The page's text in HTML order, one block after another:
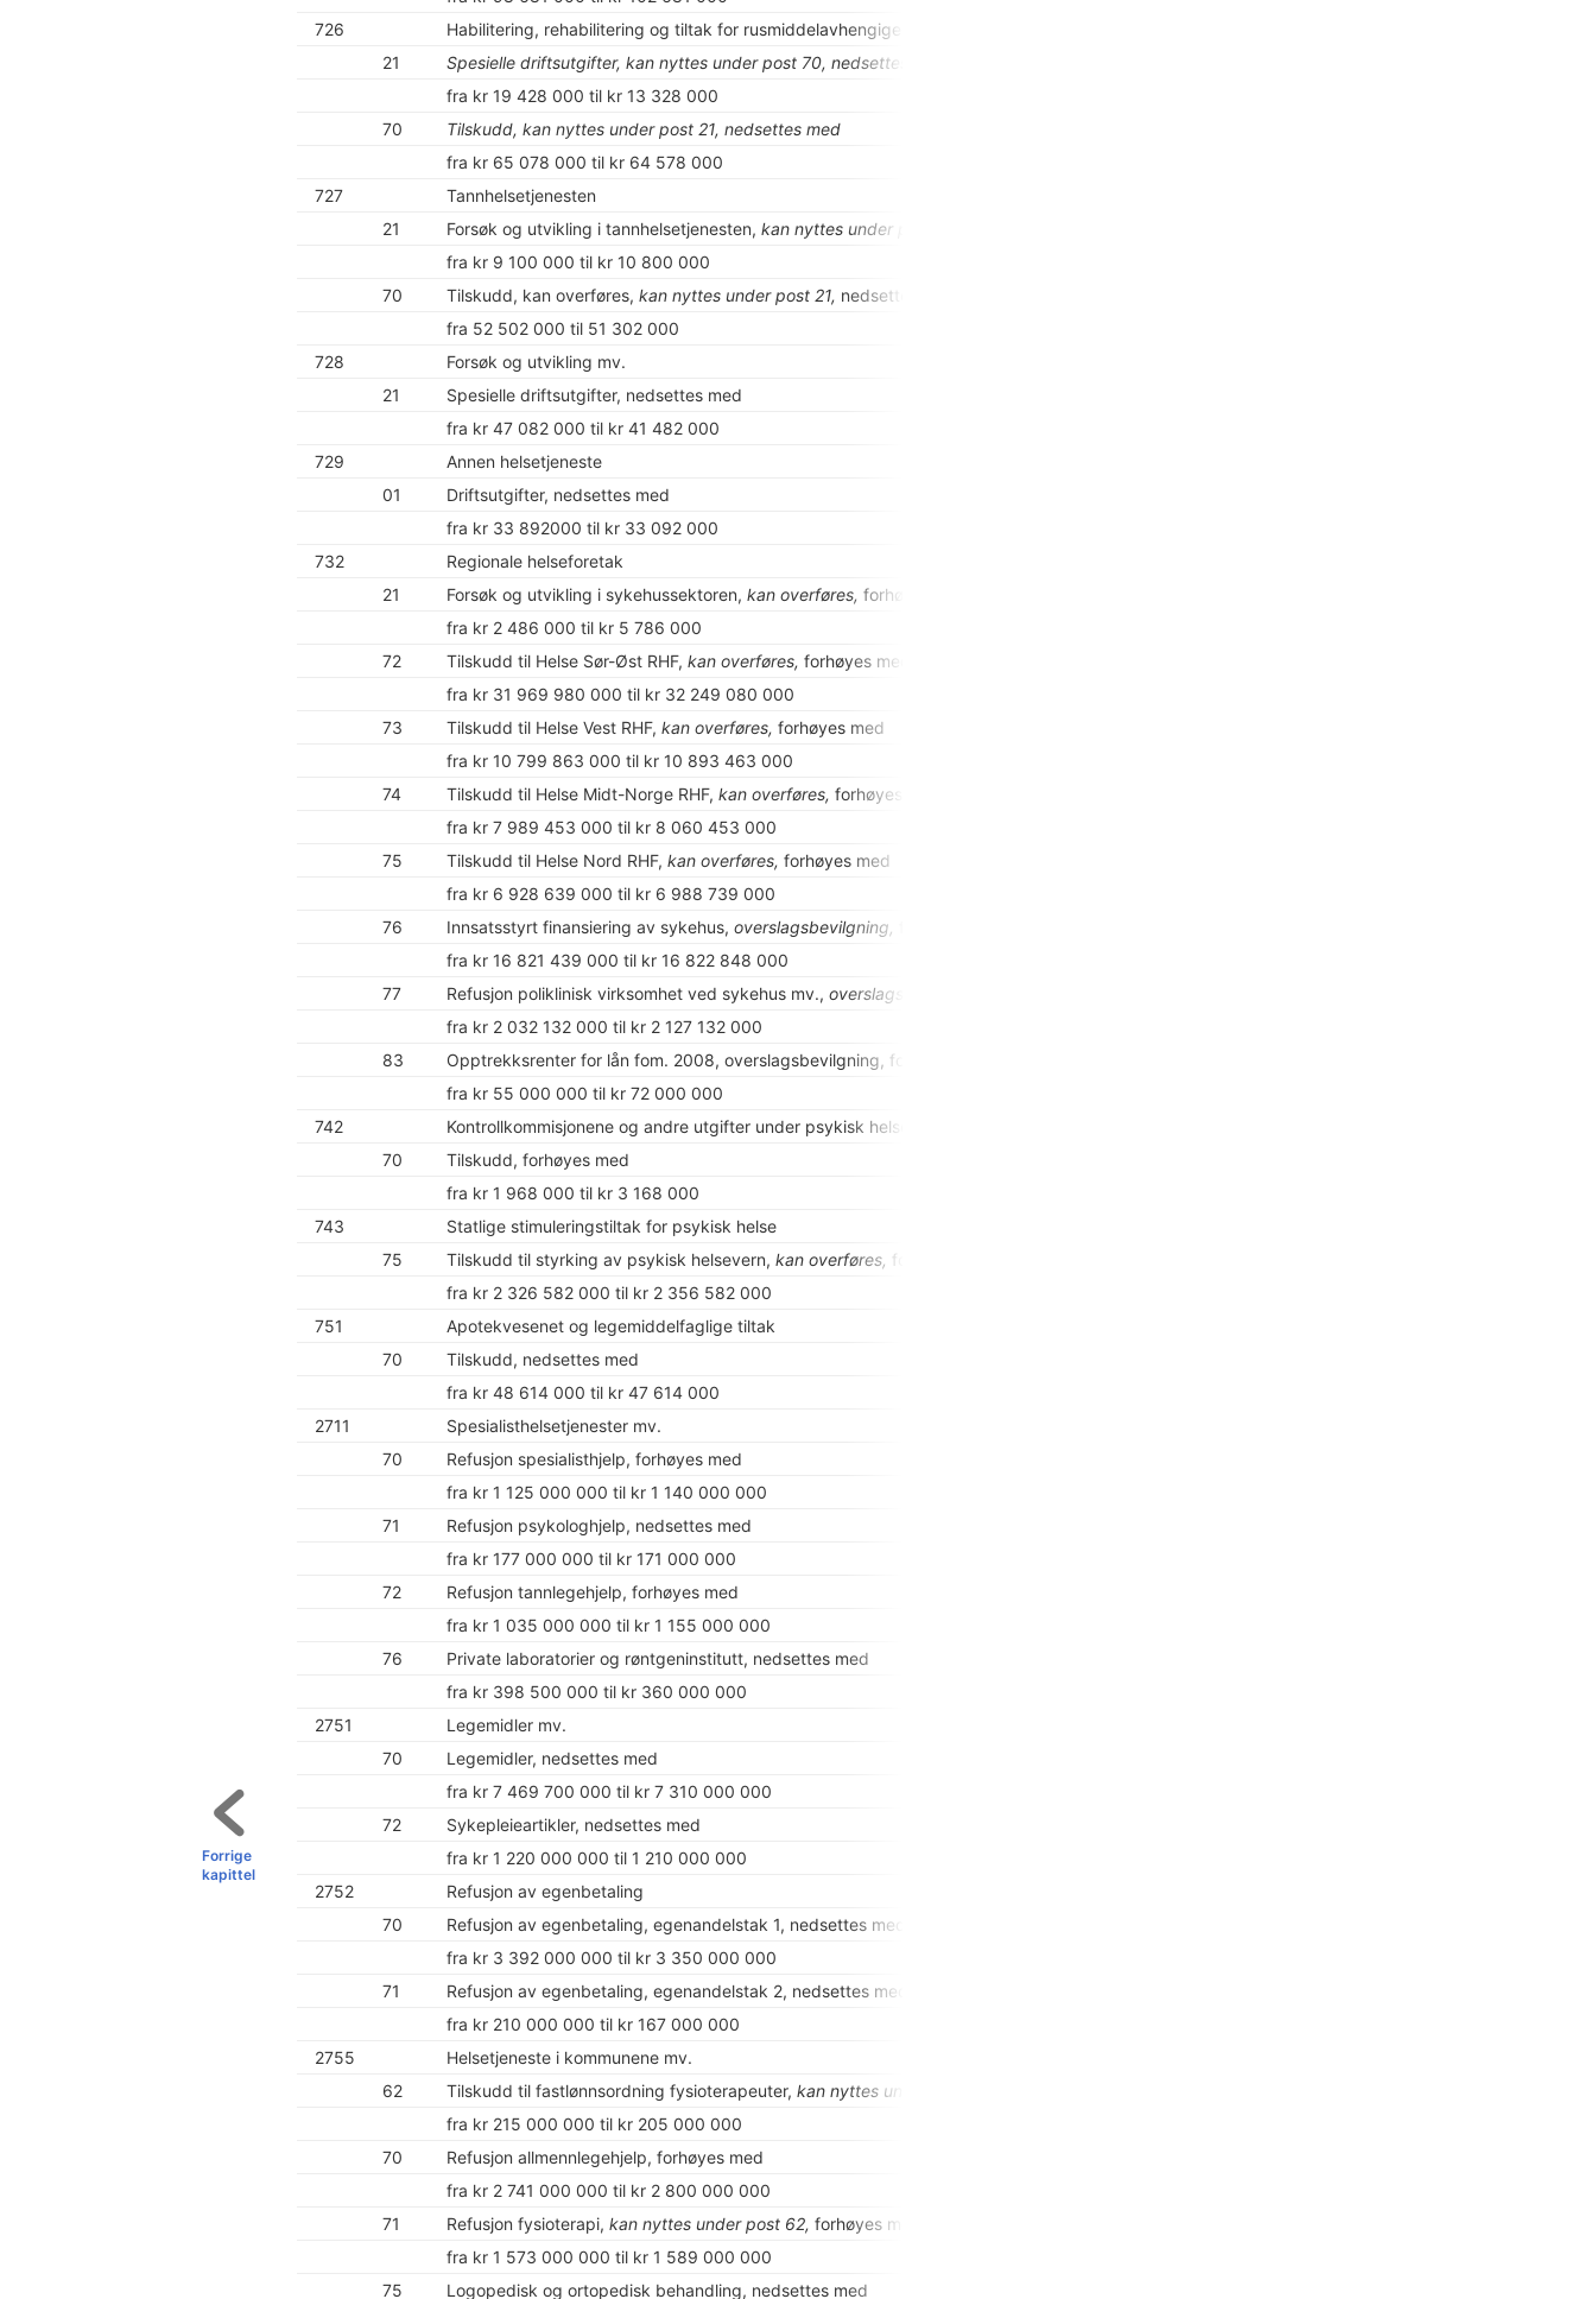
726
Habilitering, rehabilitering og tiltak for rusmiddelavhengige
21
Spesielle driftsutgifter, kan nyttes under post 70, nedsettes med
fra kr 19 428 000 til kr 13 328 000
70
Tilskudd, kan nyttes under post 21, nedsettes med
fra kr 65 078 000 til kr 64 578 000
727
Tannhelsetjenesten
21
Forsøk og utvikling i tannhelsetjenesten, kan nyttes under post 70,
fra kr 9 100 000 til kr 10 800 000
70
Tilskudd, kan overføres, kan nyttes under post 21, nedsettes med
fra 52 502 000 til 51 302 000
728
Forsøk og utvikling mv.
21
Spesielle driftsutgifter, nedsettes med
fra kr 47 082 000 til kr 41 482 000
729
Annen helsetjeneste
01
Driftsutgifter, nedsettes med
fra kr 33 892000 til kr 33 092 000
732
Regionale helseforetak
21
Forsøk og utvikling i sykehussektoren, kan overføres, forhøyes med
fra kr 2 486 000 til kr 5 786 000
72
Tilskudd til Helse Sør-Øst RHF, kan overføres, forhøyes med
fra kr 31 969 980 000 til kr 32 249 080 000
73
Tilskudd til Helse Vest RHF, kan overføres, forhøyes med
fra kr 10 799 863 000 til kr 10 893 463 000
74
Tilskudd til Helse Midt-Norge RHF, kan overføres, forhøyes med
fra kr 7 989 453 000 til kr 8 060 453 000
75
Tilskudd til Helse Nord RHF, kan overføres, forhøyes med
fra kr 6 928 639 000 til kr 6 988 739 000
76
Innsatsstyrt finansiering av sykehus, overslagsbevilgning,
fra kr 16 821 439 000 til kr 16 822 848 000
77
Refusjon poliklinisk virksomhet ved sykehus mv., overslagsbevilgning,
fra kr 2 032 132 000 til kr 2 127 132 000
83
Opptrekksrenter for lån fom. 2008, overslagsbevilgning, forhøyes med
fra kr 55 000 000 til kr 72 000 000
742
Kontrollkommisjonene og andre utgifter under psykisk helsevern
70
Tilskudd, forhøyes med
fra kr 1 968 000 til kr 3 168 000
743
Statlige stimuleringstiltak for psykisk helse
75
Tilskudd til styrking av psykisk helsevern, kan overføres, forhøyes med
fra kr 2 326 582 000 til kr 2 356 582 000
751
Apotekvesenet og legemiddelfaglige tiltak
70
Tilskudd, nedsettes med
fra kr 48 614 000 til kr 47 614 000
2711
Spesialisthelsetjenester mv.
70
Refusjon spesialisthjelp, forhøyes med
fra kr 1 125 000 000 til kr 1 140 000 000
71
Refusjon psykologhjelp, nedsettes med
fra kr 177 000 000 til kr 171 000 000
72
Refusjon tannlegehjelp, forhøyes med
fra kr 1 035 000 000 til kr 1 155 000 000
76
Private laboratorier og røntgeninstitutt, nedsettes med
fra kr 398 500 000 til kr 360 000 000
2751
Legemidler mv.
70
Legemidler, nedsettes med
fra kr 7 469 700 000 til kr 7 310 000 000
72
Sykepleieartikler, nedsettes med
fra kr 1 220 000 000 til 1 210 000 000
2752
Refusjon av egenbetaling
70
Refusjon av egenbetaling, egenandelstak 1, nedsettes med
fra kr 3 392 000 000 til kr 3 350 000 000
71
Refusjon av egenbetaling, egenandelstak 2, nedsettes med
fra kr 210 000 000 til kr 167 000 000
2755
Helsetjeneste i kommunene mv.
62
Tilskudd til fastlønnsordning fysioterapeuter, kan nyttes under post 71,
fra kr 215 000 000 til kr 205 000 000
70
Refusjon allmennlegehjelp, forhøyes med
fra kr 2 741 000 000 til kr 2 800 000 000
71
Refusjon fysioterapi, kan nyttes under post 62, forhøyes med
fra kr 1 573 000 000 til kr 1 589 000 000
75
Logopedisk og ortopedisk behandling, nedsettes med
Forrige
kapittel